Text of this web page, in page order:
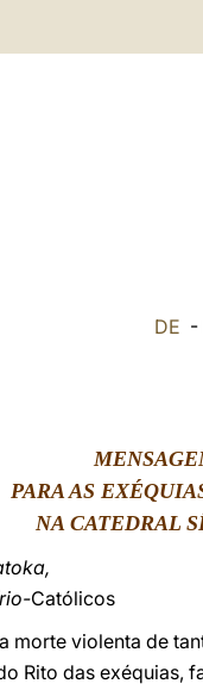
DE -
PARA AS
NA CATEDRAL
Católicos
violenta de
Rito das exéquias,